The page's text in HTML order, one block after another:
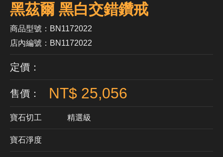
黑茲爾 黑白交錯鑽戒
商品型號：BN1172022
店內編號：BN1172022
定價：
售價： NT$ 25,056
寶石切工 精選級
寶石淨度